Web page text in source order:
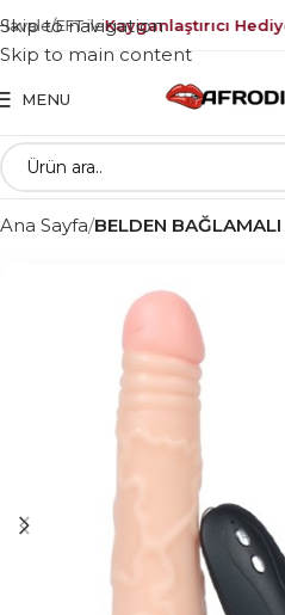
EFT ileKayganlaştırıcı Hediye
Skip to navigation
Skip to main content
MENU
Ana Sayfa BELDEN BAĞLAMALI